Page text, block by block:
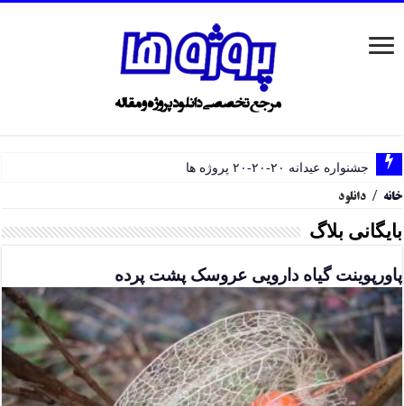
جشنواره عیدانه ۲۰-۲۰-۲۰ پروژه ها
خانه / دانلود
بایگانی بلاگ
پاورپوینت گیاه دارویی عروسک پشت پرده